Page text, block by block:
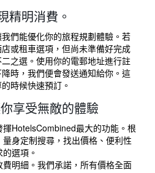
精明消費。
們能優化你的旅程規劃體驗。若
或租車選項，但尚未準備好完成
之選。使用你的電郵地址進行註
時，我們便會發送通知給你。這
時候快速預訂。
享受無敵的體驗
HotelsCombined​最大的功能。根
身定制搜尋，找出價格、便利性
選項。
明細。我們承諾，所有價格全面